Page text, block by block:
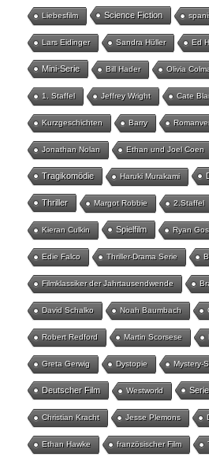
Liebesfilm Science Fiction
Lars Eidinger Sandra Hüller Ed
Mini-Serie Bill Hader Olivia
1. Staffel Jeffrey Wright Cate
Kurzgeschichten Barry
Jonathan Nolan Ethan und Joel Coen
Tragikomödie Haruki Murakami
Thriller Margot Robbie 2.Staffel
Kieran Culkin Spielfilm Ryan
Edie Falco Thriller-Drama Serie
Filmklassiker der Jahrtausendwende
David Schalko Noah Baumbach
Robert Redford Martin Scorsese
Greta Gerwig Dystopie Mystery-
Deutscher Film Westworld Serie
Christian Kracht Jesse Plemons
Ethan Hawke französischer Film